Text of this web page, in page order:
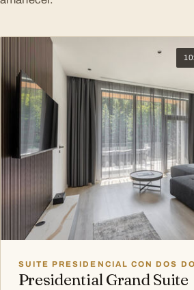
SUITE PRESIDENCIAL CON DOS
Presidential Grand Suite